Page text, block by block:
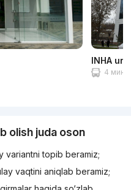
INHA
4 мин
olish juda oson
variantni topib beramiz;
vaqtini aniqlab beramiz;